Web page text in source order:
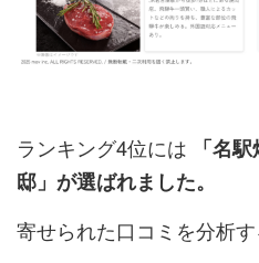
ランキング4位には
「名
邸」が選ばれました。
寄せられた口コミを分析す